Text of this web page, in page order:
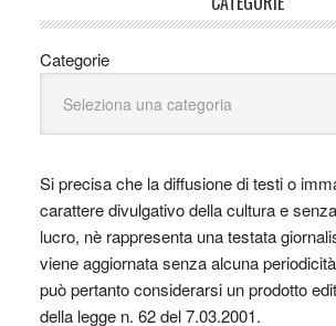
Categorie
Si precisa che la diffusione di testi o
carattere divulgativo della cultura e
lucro, nè rappresenta una testata
viene aggiornata senza alcuna
può pertanto considerarsi un prodotto
della legge n. 62 del 7.03.2001.